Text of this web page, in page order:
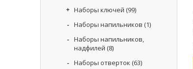
Наборы ключей (99)
Наборы напильников (1)
Наборы напильников,
надфилей (8)
Наборы отверток (63)